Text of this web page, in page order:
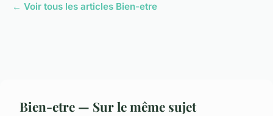
← Voir tous les articles Bien-etre
Bien-etre — Sur le même sujet